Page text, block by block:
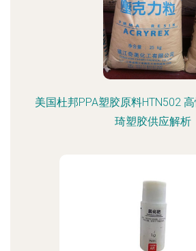
美国杜邦PPA塑胶原料HTN502
琦塑胶供应解析